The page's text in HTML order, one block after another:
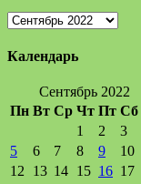
Архивы
Календарь
Сентябрь 2022
Пн Вт Ср Чт Пт Сб
1
2 3
5
6 7 8 9 10
12
13 14 15 16 17